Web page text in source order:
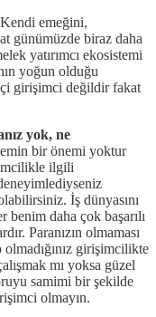
Kendi emeğini,
günümüzde biraz daha
yatırımcı ekosistemi
yoğun olduğu
girişimci değildir fakat
yok, ne
bir önemi yoktur
ilgili
İş dünyasını
daha çok başarılı
Paranızın olmaması
girişimcilikte
mı yoksa güzel
samimi bir şekilde
olmayın.